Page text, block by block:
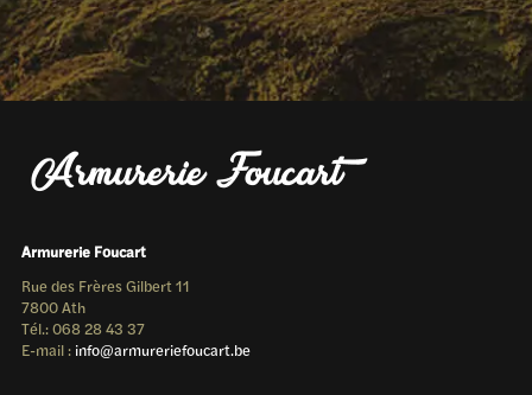
Armurerie Foucart
Rue des Frères Gilbert 11
7800 Ath
Tél.: 068 28 43 37
E-mail : info@armureriefoucart.be